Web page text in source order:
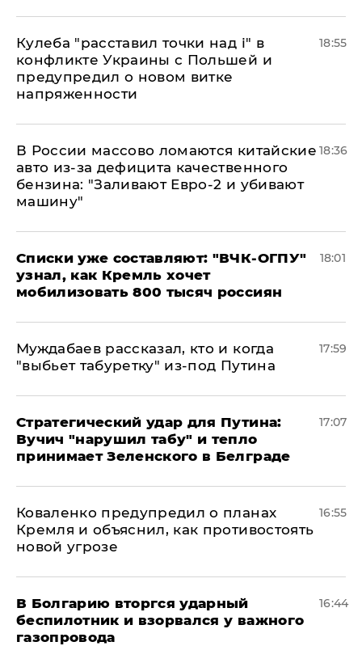
Кулеба "расставил точки над і" в
конфликте Украины с Польшей и
предупредил о новом витке
напряженности
18:55
В России массово ломаются китайские
авто из-за дефицита качественного
бензина: "Заливают Евро-2 и убивают
машину"
18:36
Списки уже составляют: "ВЧК-ОГПУ"
узнал, как Кремль хочет
мобилизовать 800 тысяч россиян
18:01
Муждабаев рассказал, кто и когда
"выбьет табуретку" из-под Путина
17:59
Стратегический удар для Путина:
Вучич "нарушил табу" и тепло
принимает Зеленского в Белграде
17:07
Коваленко предупредил о планах
Кремля и объяснил, как противостоять
новой угрозе
16:55
В Болгарию вторгся ударный
беспилотник и взорвался у важного
газопровода
16:44